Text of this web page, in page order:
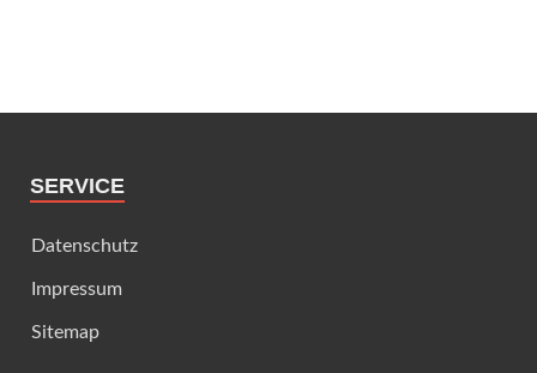
SERVICE
Datenschutz
Impressum
Sitemap